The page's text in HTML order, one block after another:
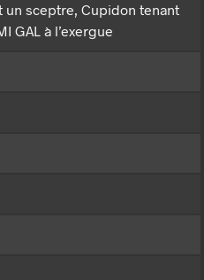
un sceptre, Cupidon tenant
GAL à l’exergue